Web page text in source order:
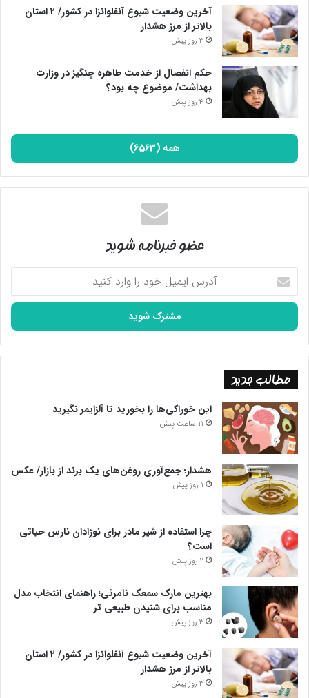
آخرین وضعیت شیوع آنفلوانزا در کشور/ ۲ استان
بالاتر از مرز هشدار
3 روز پیش
حکم انفصال از خدمت طاهره چنگیز در وزارت
بهداشت/ موضوع چه بود؟
4 روز پیش
همه (6563)
عضو خبرنامه شوید
آدرس
ایمیل
خود
وارد
کنید
مطالب جدید
این خوراکی‌ها را بخورید تا آلزایمر نگیرید
11 ساعت پیش
هشدار؛ جمع‌آوری روغن‌های یک برند از بازار/ عکس
1 روز پیش
چرا استفاده از شیر مادر برای نوزادان نارس حیاتی
است؟
2 روز پیش
بهترین مارک سمعک نامرئی؛ راهنمای انتخاب مدل
مناسب برای شنیدن طبیعی تر
3 روز پیش
آخرین وضعیت شیوع آنفلوانزا در کشور/ ۲ استان
بالاتر از مرز هشدار
3 روز پیش